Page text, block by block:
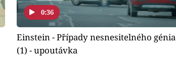
0:36
Einstein - Případy nesnesitelného génia
(1) - upoutávka